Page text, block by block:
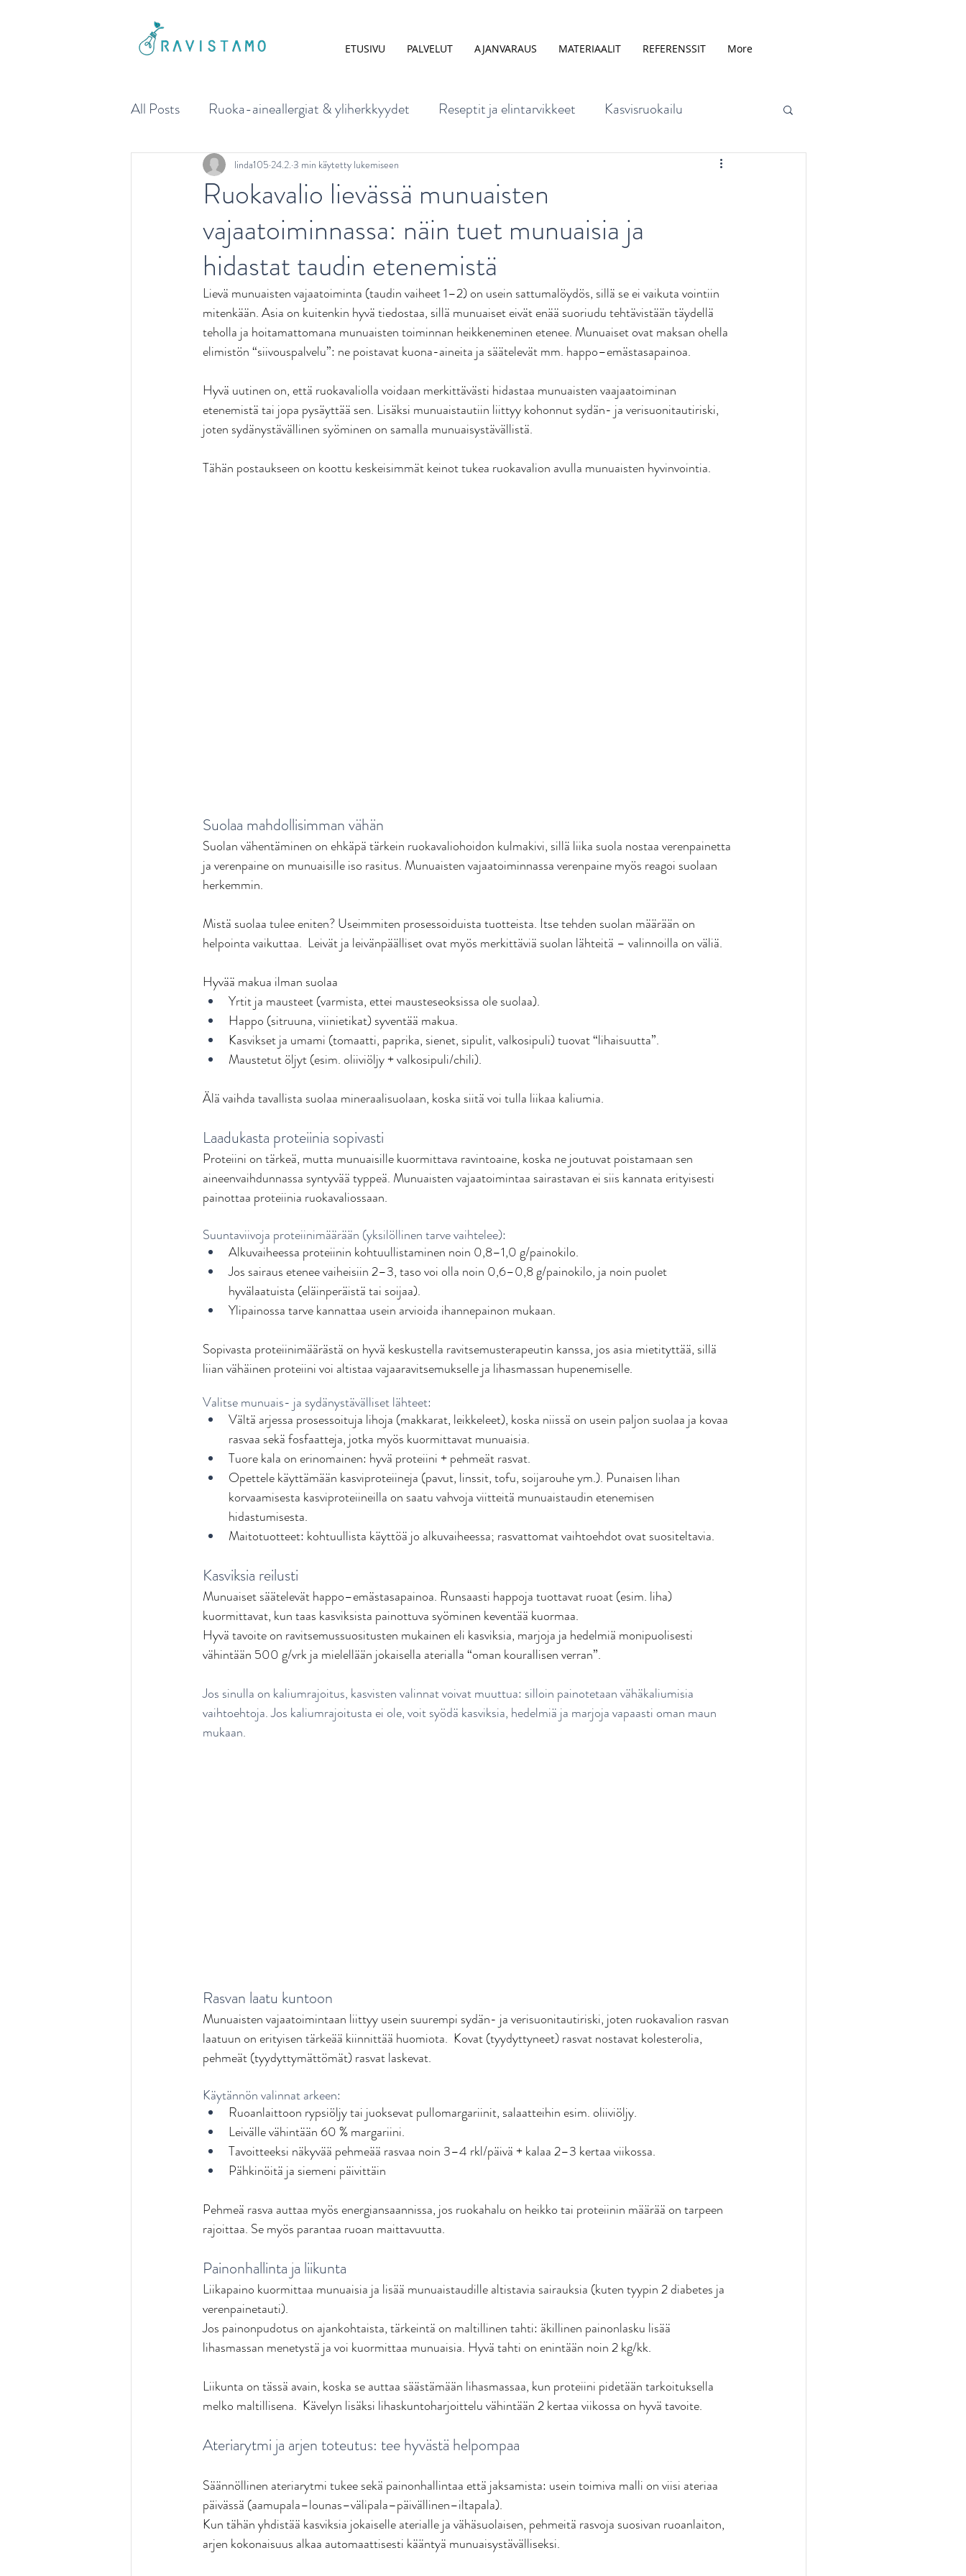
ETUSIVU PALVELUT AJANVARAUS MATERIAALIT REFERENSSIT More
All Posts Ruoka-aineallergiat & yliherkkyydet Reseptit ja elintarvikkeet Kasvisruokailu
Liikkujan ja urheilijan ravitsemus Ruoka ja mieli
Sydänterveys Painonhallinta ja elintavat Ravitsemus raskaus- ja imetysaikana
Ikäihmisen ravitsemus Aikuisen ravitsemus Vatsavaivat
Ruokavalio lievässä munuaisten
vajaatoiminnassa: näin tuet munuaisia ja
hidastat taudin etenemistä
linda105 24.2. 3 min käytetty lukemiseen
Lievä munuaisten vajaatoiminta (taudin vaiheet 1–2) on usein sattumalöydös, sillä se ei vaikuta vointiin
mitenkään. Asia on kuitenkin hyvä tiedostaa, sillä munuaiset eivät enää suoriudu tehtävistään täydellä
teholla ja hoitamattomana munuaisten toiminnan heikkeneminen etenee. Munuaiset ovat maksan ohella
elimistön “siivouspalvelu”: ne poistavat kuona-aineita ja säätelevät mm. happo–emästasapainoa.
Hyvä uutinen on, että ruokavaliolla voidaan merkittävästi hidastaa munuaisten vaajaatoiminan
etenemistä tai jopa pysäyttää sen. Lisäksi munuaistautiin liittyy kohonnut sydän- ja verisuonitautiriski,
joten sydänystävällinen syöminen on samalla munuaisystävällistä.
Tähän postaukseen on koottu keskeisimmät keinot tukea ruokavalion avulla munuaisten hyvinvointia.
Suolaa mahdollisimman vähän
Suolan vähentäminen on ehkäpä tärkein ruokavaliohoidon kulmakivi, sillä liika suola nostaa verenpainetta
ja verenpaine on munuaisille iso rasitus. Munuaisten vajaatoiminnassa verenpaine myös reagoi suolaan
herkemmin.
Mistä suolaa tulee eniten? Useimmiten prosessoiduista tuotteista. Itse tehden suolan määrään on
helpointa vaikuttaa.  Leivät ja leivänpäälliset ovat myös merkittäviä suolan lähteitä – valinnoilla on väliä.
Hyvää makua ilman suolaa
Yrtit ja mausteet (varmista, ettei mausteseoksissa ole suolaa).
Happo (sitruuna, viinietikat) syventää makua.
Kasvikset ja umami (tomaatti, paprika, sienet, sipulit, valkosipuli) tuovat “lihaisuutta”.
Maustetut öljyt (esim. oliiviöljy + valkosipuli/chili).
Älä vaihda tavallista suolaa mineraalisuolaan, koska siitä voi tulla liikaa kaliumia.
Laadukasta proteiinia sopivasti
Proteiini on tärkeä, mutta munuaisille kuormittava ravintoaine, koska ne joutuvat poistamaan sen
aineenvaihdunnassa syntyvää typpeä. Munuaisten vajaatoimintaa sairastavan ei siis kannata erityisesti
painottaa proteiinia ruokavaliossaan.
Suuntaviivoja proteiinimäärään (yksilöllinen tarve vaihtelee):
Alkuvaiheessa proteiinin kohtuullistaminen noin 0,8–1,0 g/painokilo.
Jos sairaus etenee vaiheisiin 2–3, taso voi olla noin 0,6–0,8 g/painokilo, ja noin puolet
hyvälaatuista (eläinperäistä tai soijaa).
Ylipainossa tarve kannattaa usein arvioida ihannepainon mukaan.
Sopivasta proteiinimäärästä on hyvä keskustella ravitsemusterapeutin kanssa, jos asia mietityttää, sillä
liian vähäinen proteiini voi altistaa vajaaravitsemukselle ja lihasmassan hupenemiselle.
Valitse munuais- ja sydänystävälliset lähteet:
Vältä arjessa prosessoituja lihoja (makkarat, leikkeleet), koska niissä on usein paljon suolaa ja kovaa
rasvaa sekä fosfaatteja, jotka myös kuormittavat munuaisia.
Tuore kala on erinomainen: hyvä proteiini + pehmeät rasvat.
Opettele käyttämään kasviproteiineja (pavut, linssit, tofu, soijarouhe ym.). Punaisen lihan
korvaamisesta kasviproteiineilla on saatu vahvoja viitteitä munuaistaudin etenemisen
hidastumisesta.
Maitotuotteet: kohtuullista käyttöä jo alkuvaiheessa; rasvattomat vaihtoehdot ovat suositeltavia.
Kasviksia reilusti
Munuaiset säätelevät happo–emästasapainoa. Runsaasti happoja tuottavat ruoat (esim. liha)
kuormittavat, kun taas kasviksista painottuva syöminen keventää kuormaa.
Hyvä tavoite on ravitsemussuositusten mukainen eli kasviksia, marjoja ja hedelmiä monipuolisesti
vähintään 500 g/vrk ja mielellään jokaisella aterialla “oman kourallisen verran”.
Jos sinulla on kaliumrajoitus, kasvisten valinnat voivat muuttua: silloin painotetaan vähäkaliumisia
vaihtoehtoja. Jos kaliumrajoitusta ei ole, voit syödä kasviksia, hedelmiä ja marjoja vapaasti oman maun
mukaan.
Rasvan laatu kuntoon
Munuaisten vajaatoimintaan liittyy usein suurempi sydän- ja verisuonitautiriski, joten ruokavalion rasvan
laatuun on erityisen tärkeää kiinnittää huomiota.  Kovat (tyydyttyneet) rasvat nostavat kolesterolia,
pehmeät (tyydyttymättömät) rasvat laskevat.
Käytännön valinnat arkeen:
Ruoanlaittoon rypsiöljy tai juoksevat pullomargariinit, salaatteihin esim. oliiviöljy.
Leivälle vähintään 60 % margariini.
Tavoitteeksi näkyvää pehmeää rasvaa noin 3–4 rkl/päivä + kalaa 2–3 kertaa viikossa.
Pähkinöitä ja siemeni päivittäin
Pehmeä rasva auttaa myös energiansaannissa, jos ruokahalu on heikko tai proteiinin määrää on tarpeen
rajoittaa. Se myös parantaa ruoan maittavuutta.
Painonhallinta ja liikunta
Liikapaino kuormittaa munuaisia ja lisää munuaistaudille altistavia sairauksia (kuten tyypin 2 diabetes ja
verenpainetauti).
Jos painonpudotus on ajankohtaista, tärkeintä on maltillinen tahti: äkillinen painonlasku lisää
lihasmassan menetystä ja voi kuormittaa munuaisia. Hyvä tahti on enintään noin 2 kg/kk.
Liikunta on tässä avain, koska se auttaa säästämään lihasmassaa, kun proteiini pidetään tarkoituksella
melko maltillisena.  Kävelyn lisäksi lihaskuntoharjoittelu vähintään 2 kertaa viikossa on hyvä tavoite.
Ateriarytmi ja arjen toteutus: tee hyvästä helpompaa
Säännöllinen ateriarytmi tukee sekä painonhallintaa että jaksamista: usein toimiva malli on viisi ateriaa
päivässä (aamupala–lounas–välipala–päivällinen–iltapala).
Kun tähän yhdistää kasviksia jokaiselle aterialle ja vähäsuolaisen, pehmeitä rasvoja suosivan ruoanlaiton,
arjen kokonaisuus alkaa automaattisesti kääntyä munuaisystävälliseksi.